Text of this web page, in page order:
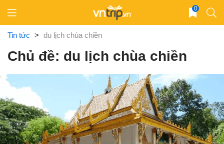
content
0
Tin tức > du lịch chùa chiền
Chủ đề: du lịch chùa chiền